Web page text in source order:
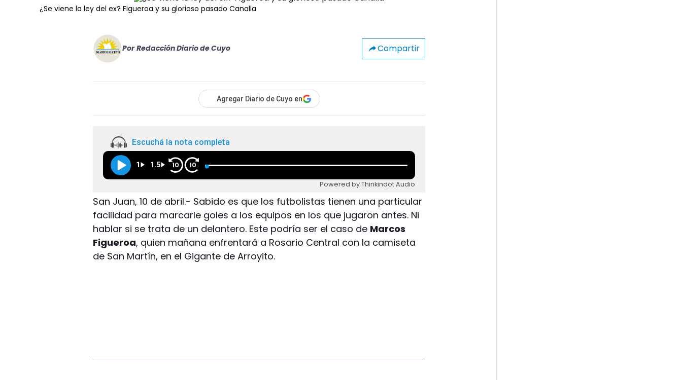
¿Se viene la ley del ex? Figueroa y su glorioso pasado Canalla
Por Redacción Diario de Cuyo Compartir
Agregar Diario de Cuyo en
Escuchá la nota completa
1 1.5 10 10
Powered by Thinkindot Audio
San Juan, 10 de abril.- Sabido es que los futbolistas tienen una particular
facilidad para marcarle goles a los equipos en los que jugaron antes. Ni
hablar si se trata de un delantero. Este podría ser el caso de Marcos
Figueroa, quien mañana enfrentará a Rosario Central con la camiseta
de San Martín, en el Gigante de Arroyito.